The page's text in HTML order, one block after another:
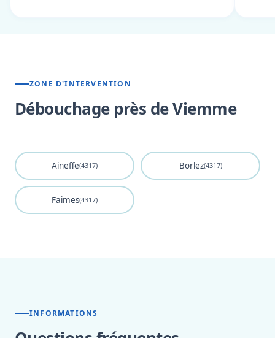
ZONE D'INTERVENTION
Débouchage près de Viemme
Aineffe(4317) Borlez(4317)
Faimes(4317)
INFORMATIONS